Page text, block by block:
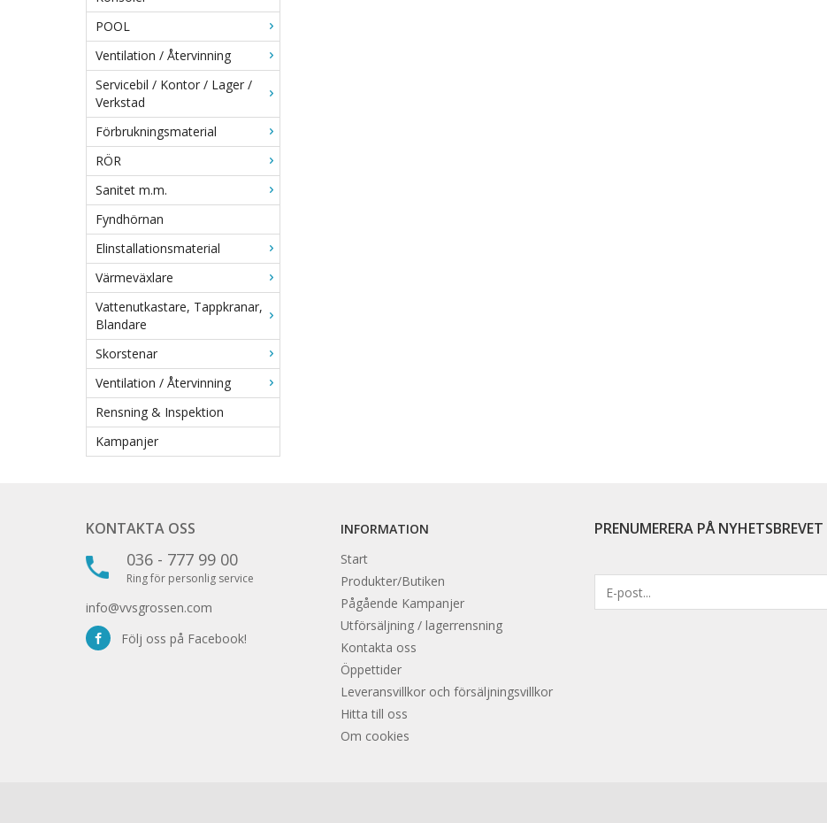
POOL
Ventilation / Återvinning
Servicebil / Kontor / Lager /
Verkstad
Förbrukningsmaterial
RÖR
Sanitet m.m.
Fyndhörnan
Elinstallationsmaterial
Värmeväxlare
Vattenutkastare, Tappkranar,
Blandare
Skorstenar
Ventilation / Återvinning
Rensning & Inspektion
Kampanjer
KONTAKTA OSS
036 - 777 99 00
Ring för personlig service
info@vvsgrossen.com
Följ oss på Facebook!
INFORMATION
Start
Produkter/Butiken
Pågående Kampanjer
Utförsäljning / lagerrensning
Kontakta oss
Öppettider
Leveransvillkor och försäljningsvillkor
Hitta till oss
Om cookies
PRENUMERERA PÅ NYHETSBREVET